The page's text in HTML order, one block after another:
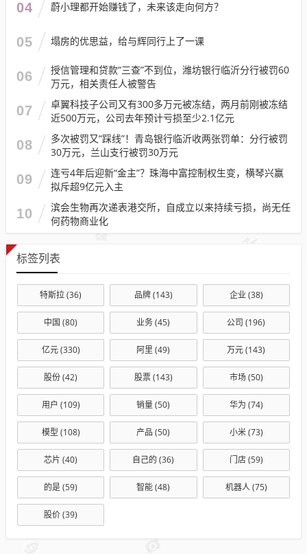
04 蔚小理都开始赚钱了，未来该走向何方？
05 塌房的优思益，给与辉同行上了一课
06
授信管理和贷款“三查”不到位，潍坊银行临沂分行被罚60
万元，相关责任人被警告
07
卓翼科技子公司又有300多万元被冻结，两月前刚被冻结
近500万元，公司去年预计亏损至少2.1亿元
08
多次被罚又“踩线”！青岛银行临沂收两张罚单：分行被罚
30万元，兰山支行被罚30万元
09
连亏4年后迎新“金主”？珠海中富控制权生变，横琴兴赢
拟斥超9亿元入主
10
滨会生物再次递表港交所，自成立以来持续亏损，尚无任
何药物商业化
标签列表
特斯拉(36) 品牌(143) 企业(38)
中国 (80) 业务(45) 公司 (196)
亿元(330) 阿里 (49) 万元(143)
股份(42) 股票(143) 市场(50)
用户 (109) 销量(50) 华为 (74)
模型 (108) 产品 (50) 小米(73)
芯片 (40) 自己的 (36) 门店(59)
的是(59) 智能(48) 机器人(75)
股价(39)